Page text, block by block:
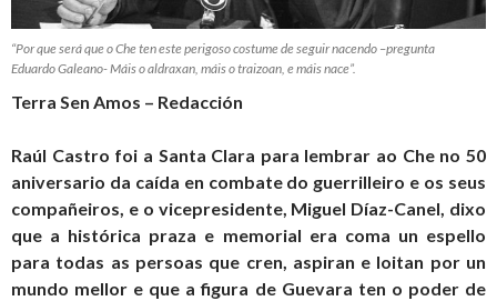
“Por que será que o Che ten este perigoso costume de seguir nacendo –pregunta
Eduardo Galeano- Máis o aldraxan, máis o traizoan, e máis nace”.
Terra Sen Amos – Redacción
Raúl Castro foi a Santa Clara para lembrar ao Che no 50
aniversario da caída en combate do guerrilleiro e os seus
compañeiros, e o vicepresidente, Miguel Díaz-Canel, dixo
que a histórica praza e memorial era coma un espello
para todas as persoas que cren, aspiran e loitan por un
mundo mellor e que a figura de Guevara ten o poder de